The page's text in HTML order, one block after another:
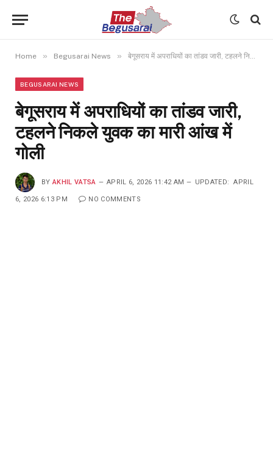
Home » Begusarai News » बेगूसराय में अपराधियों का तांडव जारी, टहलने निकले युवक का मारी आंख में गोली
BEGUSARAI NEWS
बेगूसराय में अपराधियों का तांडव जारी,
टहलने निकले युवक का मारी आंख में
गोली
BY AKHIL VATSA APRIL 6, 2026 11:42 AM UPDATED: APRIL
6, 2026 6:13 PM NO COMMENTS